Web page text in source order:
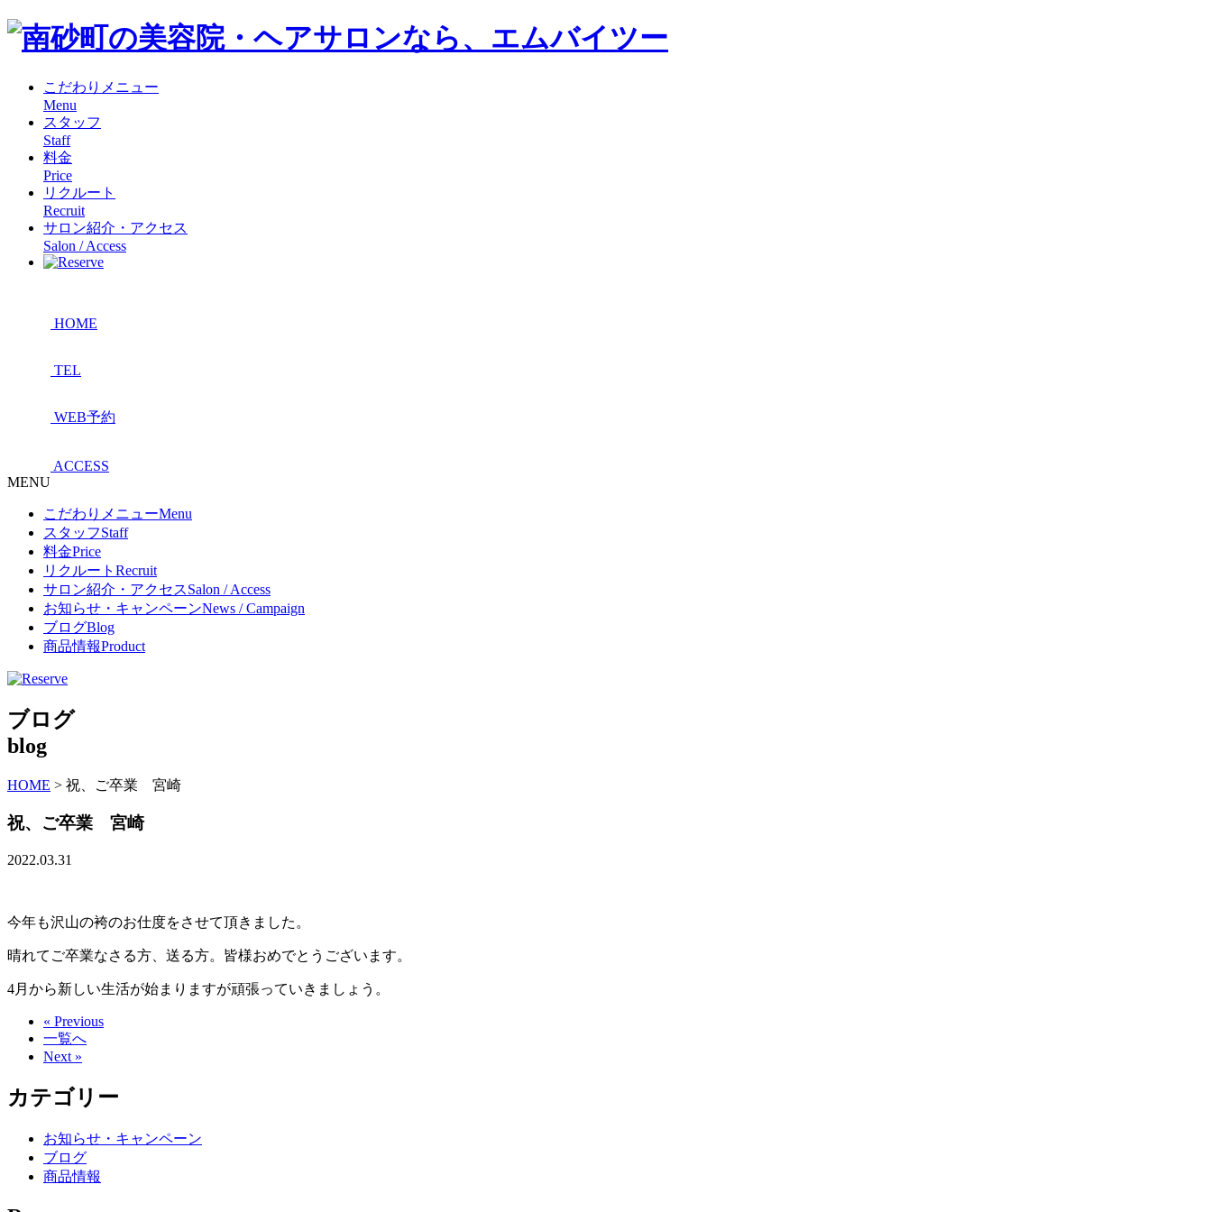
こだわりメニュー
Menu
スタッフ
Staff
料金
Price
リクルート
Recruit
サロン紹介・アクセス
Salon / Access
HOME
TEL
WEB予約
ACCESS
MENU
こだわりメニューMenu
スタッフStaff
料金Price
リクルート Recruit
サロン紹介・アクセスSalon / Access
お知らせ・キャンペーンNews / Campaign
ブログBlog
商品情報Product
ブログ
blog
HOME > 祝、ご卒業 宮崎
祝、ご卒業 宮崎
2022.03.31
今年も沢山の袴のお仕度をさせて頂きました。
晴れてご卒業なさる方、送る方。皆様おめでとうございます。
4月から新しい生活が始まりますが頑張っていきましょう。
« Previous
一覧へ
Next »
カテゴリー
お知らせ・キャンペーン
ブログ
商品情報